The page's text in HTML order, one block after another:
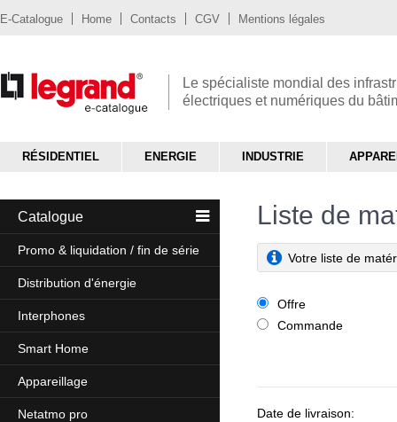
E-Catalogue Home Contacts CGV Mentions légales
Le spécialiste mondial des
électriques et numériques du
RÉSIDENTIEL ENERGIE INDUSTRIE
Catalogue
Promo & liquidation / fin de série
Distribution d'énergie
Interphones
Smart Home
Appareillage
Netatmo pro
Liste de
Votre liste de
Offre
Commande
Date de livraison: